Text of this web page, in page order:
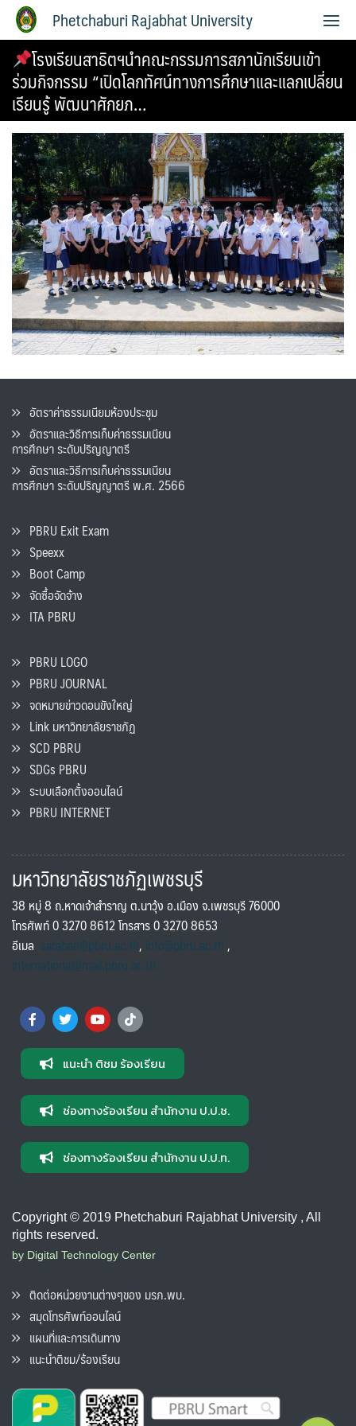
Phetchaburi Rajabhat University
โรงเรียนสาธิตฯนำคณะกรรมการสภานักเรียนเข้า
ร่วมกิจกรรม “เปิดโลกทัศน์ทางการศึกษาและแลกเปลี่ยน
เรียนรู้ พัฒนาศักยภ…
อัตราค่าธรรมเนียมห้องประชุม
อัตราและวิธีการเก็บค่าธรรมเนียน
การศึกษา ระดับปริญญาตรี
อัตราและวิธีการเก็บค่าธรรมเนียน
การศึกษา ระดับปริญญาตรี พ.ศ. 2566
PBRU Exit Exam
Speexx
Boot Camp
จัดซื้อจัดจ้าง
ITA PBRU
PBRU LOGO
PBRU JOURNAL
จดหมายข่าวดอนขังใหญ่
Link มหาวิทยาลัยราชภัฏ
SCD PBRU
SDGs PBRU
ระบบเลือกตั้งออนไลน์
PBRU INTERNET
มหาวิทยาลัยราชภัฏเพชรบุรี
38 หมู่ 8 ถ.หาดเจ้าสำราญ ต.นาวุ้ง อ.เมือง จ.เพชรบุรี 76000
โทรศัพท์ 0 3270 8612 โทรสาร 0 3270 8653
อีเมล saraban@pbru.ac.th, info@pbru.ac.th,
international@mail.pbru.ac.th
แนะนำ ติชม ร้องเรียน
ช่องทางร้องเรียน สำนักงาน ป.ป.ช.
ช่องทางร้องเรียน สำนักงาน ป.ป.ท.
Copyright © 2019 Phetchaburi Rajabhat University , All
rights reserved.
by Digital Technology Center
ติดต่อหน่วยงานต่างๆของ มรภ.พบ.
สมุดโทรศัพท์ออนไลน์
แผนที่และการเดินทาง
แนะนำติชม/ร้องเรียน